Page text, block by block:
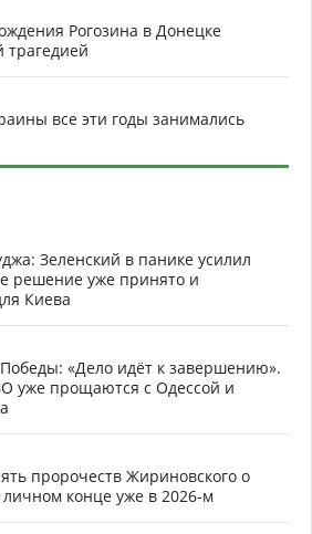
Рогозина в Донецке
трагедией
все эти годы занимались
Зеленский в панике усилил
решение уже принято и
Киева
«Дело идёт к завершению».
уже прощаются с Одессой и
пророчеств Жириновского о
конце уже в 2026-м